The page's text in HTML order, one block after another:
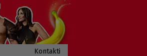
Kontakti